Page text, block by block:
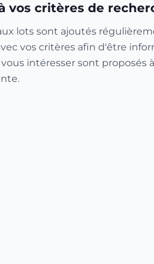
vos critères de
lots sont ajoutés
vos critères afin d'être
intéresser sont proposés